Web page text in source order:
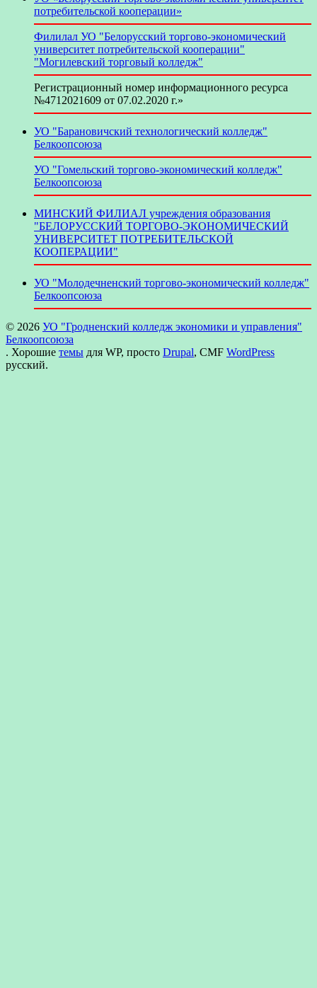
потребительской кооперации»
Филилал УО "Белорусский торгово-экономический
университет потребительской кооперации"
"Могилевский торговый колледж"
Регистрационный номер информационного ресурса
№4712021609 от 07.02.2020 г.»
УО "Барановичский технологический колледж"
Белкоопсоюза
УО "Гомельский торгово-экономический колледж"
Белкоопсоюза
МИНСКИЙ ФИЛИАЛ учреждения образования
"БЕЛОРУССКИЙ ТОРГОВО-ЭКОНОМИЧЕСКИЙ
УНИВЕРСИТЕТ ПОТРЕБИТЕЛЬСКОЙ
КООПЕРАЦИИ"
УО "Молодечненский торгово-экономический колледж"
Белкоопсоюза
© 2026 УО "Гродненский колледж экономики и управления"
Белкоопсоюза
. Хорошие темы для WP, просто Drupal, CMF WordPress
русский.